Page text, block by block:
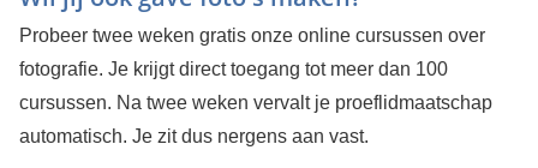
Probeer twee weken gratis onze online cursussen over
fotografie. Je krijgt direct toegang tot meer dan 100
cursussen. Na twee weken vervalt je proeflidmaatschap
automatisch. Je zit dus nergens aan vast.